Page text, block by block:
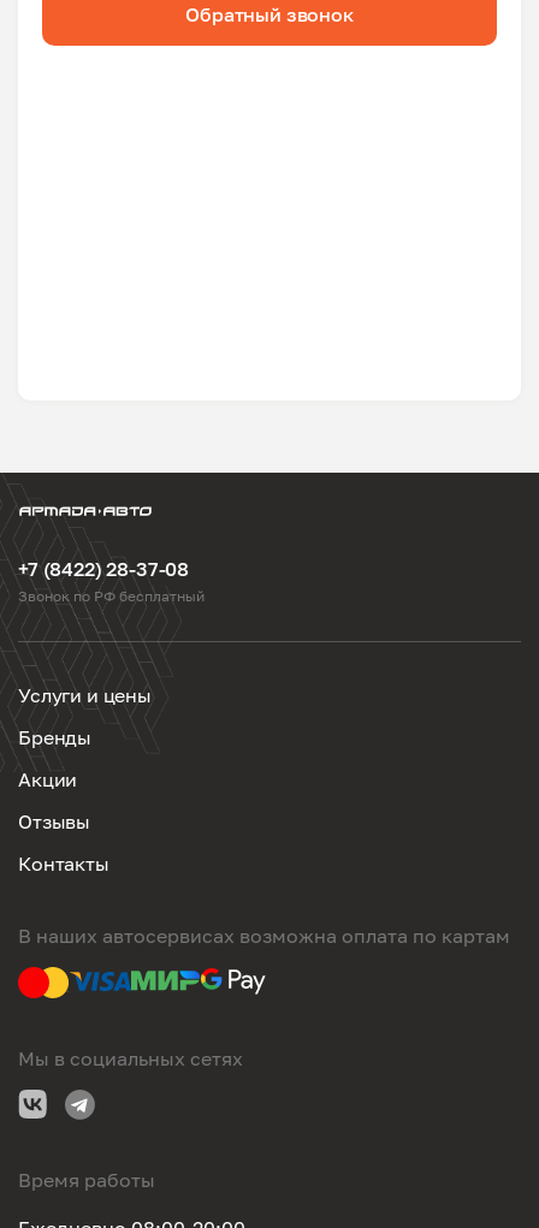
Обратный звонок
+7 (8422) 28-37-08
Звонок по РФ бесплатный
Услуги и цены
Бренды
Акции
Отзывы
Контакты
В наших автосервисах возможна оплата по картам
Мы в социальных сетях
Время работы